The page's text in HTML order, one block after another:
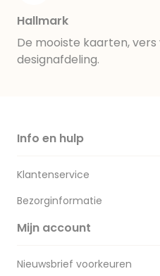
Hallmark
De mooiste kaarten, vers
designafdeling.
Info en hulp
Klantenservice
Bezorginformatie
Mijn account
Nieuwsbrief voorkeuren